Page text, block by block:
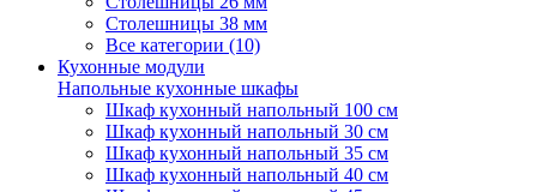
Столешницы 38 мм
Все категории (10)
Кухонные модули
Напольные кухонные шкафы
Шкаф кухонный напольный 100 см
Шкаф кухонный напольный 30 см
Шкаф кухонный напольный 35 см
Шкаф кухонный напольный 40 см